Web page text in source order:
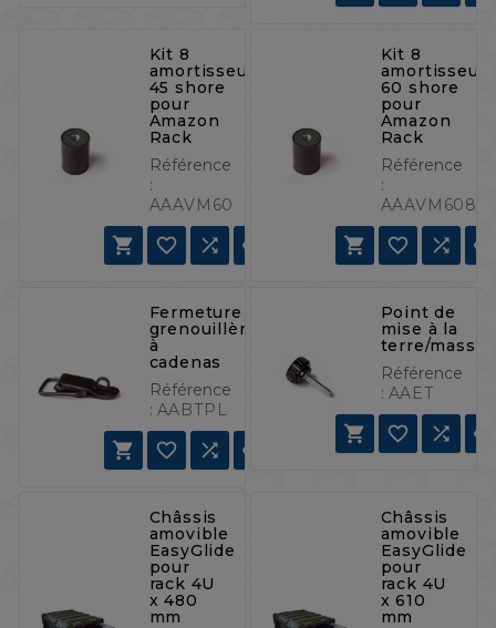
Kit 8
amortisseurs,
45 shore
pour
Amazon
Rack
Référence
:
AAAVM60
   
Kit 8
60 shore
pour
Amazon
Rack
Référence
:
AAAVM608
   
Fermeture
grenouillère
à
cadenas
Référence
: AABTPL
   
Point de
mise à la
terre/masse
Référence
: AAET
   
Châssis
amovible
EasyGlide
pour
rack 4U
x 480
mm
Châssis
amovible
EasyGlide
pour
rack 4U
x 610
mm